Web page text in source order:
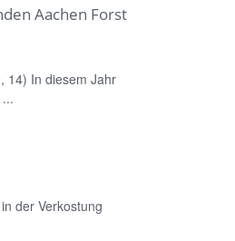
Aachen Forst
14) In diesem Jahr
der Verkostung